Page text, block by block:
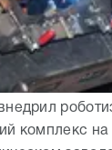
комплекс